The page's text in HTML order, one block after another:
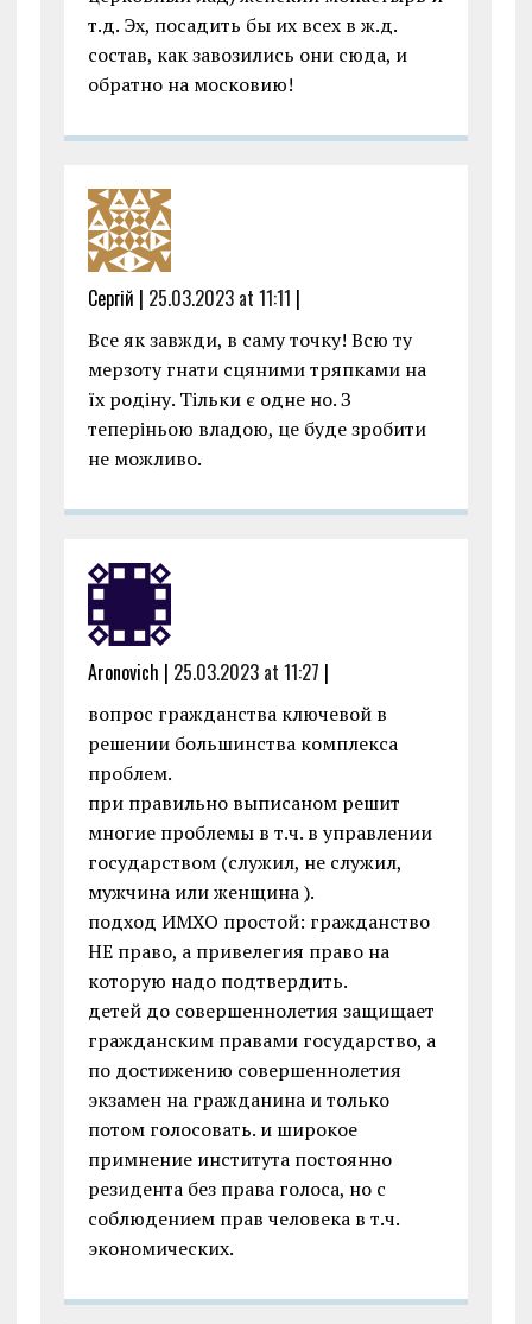
т.д. Эх, посадить бы их всех в ж.д.
состав, как завозились они сюда, и
обратно на московию!
Сергій | 25.03.2023 at 11:11 |
Все як завжди, в саму точку! Всю ту
мерзоту гнати сцяними тряпками на
їх родіну. Тільки є одне но. З
теперіньою владою, це буде зробити
не можливо.
Aronovich | 25.03.2023 at 11:27 |
вопрос гражданства ключевой в
решении большинства комплекса
проблем.
при правильно выписаном решит
многие проблемы в т.ч. в управлении
государством (служил, не служил,
мужчина или женщина ).
подход ИМХО простой: гражданство
НЕ право, а привелегия право на
которую надо подтвердить.
детей до совершеннолетия защищает
гражданским правами государство, а
по достижению совершеннолетия
экзамен на гражданина и только
потом голосовать. и широкое
примнение института постоянно
резидента без права голоса, но с
соблюдением прав человека в т.ч.
экономических.